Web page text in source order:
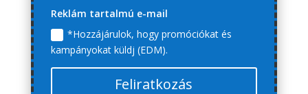
Reklám tartalmú e-mail
*Hozzájárulok, hogy promóciókat és
kampányokat küldj (EDM).
Feliratkozás